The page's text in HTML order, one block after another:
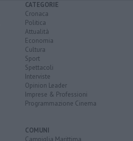
CATEGORIE
Cronaca
Politica
Attualità
Economia
Cultura
Sport
Spettacoli
Interviste
Opinion Leader
Imprese & Professioni
Programmazione Cinema
COMUNI